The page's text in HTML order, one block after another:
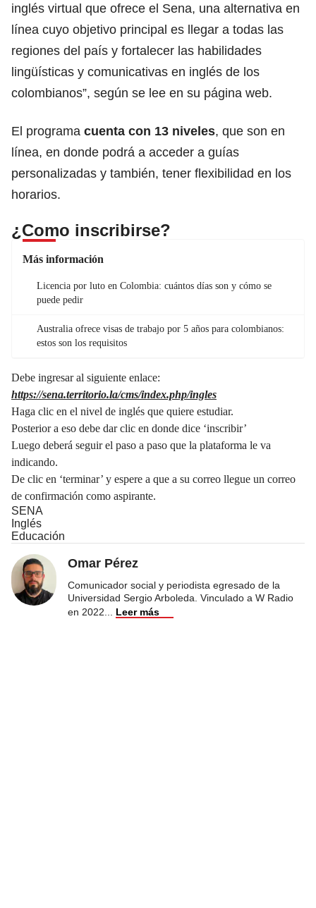
inglés virtual que ofrece el Sena, una alternativa en
línea cuyo objetivo principal es llegar a todas las
regiones del país y fortalecer las habilidades
lingüísticas y comunicativas en inglés de los
colombianos”, según se lee en su página web.
El programa cuenta con 13 niveles, que son en
línea, en donde podrá a acceder a guías
personalizadas y también, tener flexibilidad en los
horarios.
¿Como inscribirse?
Más información
Licencia por luto en Colombia: cuántos días son y cómo se
puede pedir
Australia ofrece visas de trabajo por 5 años para colombianos:
estos son los requisitos
Debe ingresar al siguiente enlace:
https://sena.territorio.la/cms/index.php/ingles
Haga clic en el nivel de inglés que quiere estudiar.
Posterior a eso debe dar clic en donde dice ‘inscribir’
Luego deberá seguir el paso a paso que la plataforma le va
indicando.
De clic en ‘terminar’ y espere a que a su correo llegue un correo
de confirmación como aspirante.
SENA
Inglés
Educación
Omar Pérez
Comunicador social y periodista egresado de la
Universidad Sergio Arboleda. Vinculado a W Radio
en 2022
Leer más